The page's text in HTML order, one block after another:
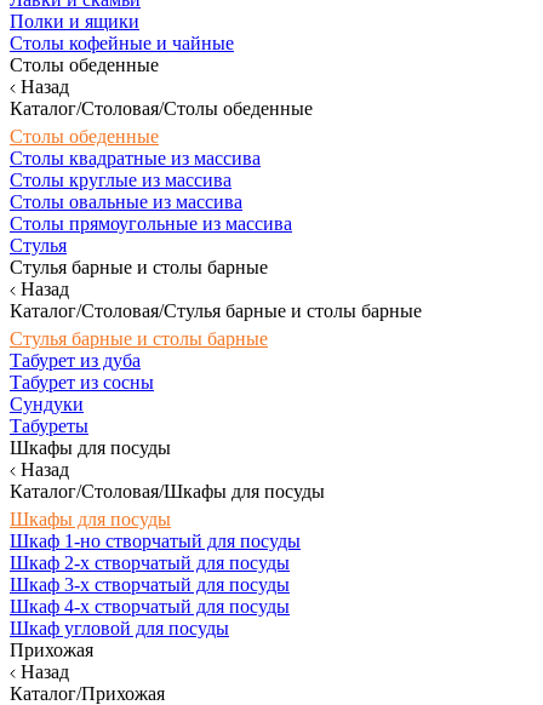
Полки и ящики
Столы кофейные и чайные
Столы обеденные
Назад
Каталог/Столовая/Столы обеденные
Столы обеденные
Столы квадратные из массива
Столы круглые из массива
Столы овальные из массива
Столы прямоугольные из массива
Стулья
Стулья барные и столы барные
Назад
Каталог/Столовая/Стулья барные и столы барные
Стулья барные и столы барные
Табурет из дуба
Табурет из сосны
Сундуки
Табуреты
Шкафы для посуды
Назад
Каталог/Столовая/Шкафы для посуды
Шкафы для посуды
Шкаф 1-но створчатый для посуды
Шкаф 2-х створчатый для посуды
Шкаф 3-х створчатый для посуды
Шкаф 4-х створчатый для посуды
Шкаф угловой для посуды
Прихожая
Назад
Каталог/Прихожая